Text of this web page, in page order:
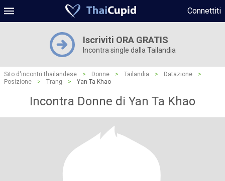
Connettiti
Iscriviti ORA GRATIS
Incontra single dalla Tailandia
Sito d'incontri thailandese > Donne > Tailandia > Datazione
>
Posizione
> Trang > Yan Ta Khao
Incontra Donne di Yan Ta Khao